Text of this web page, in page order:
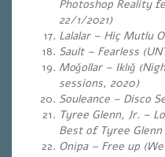
Photoshop Reality
22/1/2021)
Lalalar – Hiç Mutlu
Sault – Fearless
Moğollar – Iklığ
sessions, 2020)
Souleance – Disco
Tyree Glenn, Jr. –
Best of Tyree Glenn
Onipa – Free up